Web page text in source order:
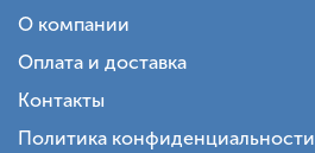
О компании
Оплата и доставка
Контакты
Политика конфиденциальности